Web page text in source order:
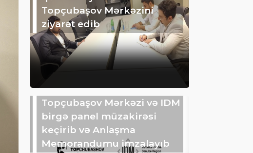
Topçubaşov Mərkəzini
ziyarət edib
Topçubaşov Mərkəzi və IDM
birgə panel müzakirəsi
keçirib və Anlaşma
Memorandumu imzalayıb